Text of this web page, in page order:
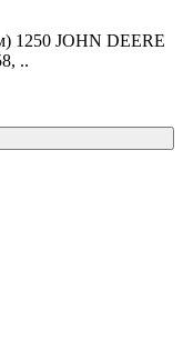
1250 JOHN DEERE
..